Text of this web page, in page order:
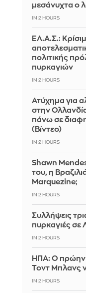
μεσάνυχτα ο
IN 2 HOURS
ΕΛ.Α.Σ.:
πολιτικής
πυρκαγιών
IN 2 HOURS
Ατύχημα για
στην
πάνω σε
(Βίντεο)
IN 2 HOURS
Shawn
του, η
Marquezine;
IN 2 HOURS
Συλλήψεις
πυρκαγιές σε
IN 2 HOURS
ΗΠΑ: Ο πρώην
Τοντ Μπλανς
IN 2 HOURS